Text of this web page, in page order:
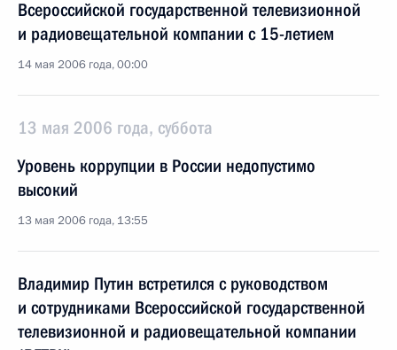
Всероссийской государственной телевизионной
и радиовещательной компании с 15-летием
14 мая 2006 года, 00:00
13 мая 2006 года, суббота
Уровень коррупции в России недопустимо
высокий
13 мая 2006 года, 13:55
Владимир Путин встретился с руководством
и сотрудниками Всероссийской государственной
телевизионной и радиовещательной компании